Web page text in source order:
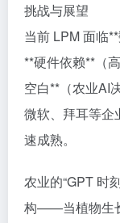
挑战与展望
当前 LPM 面临
**硬件依赖**（
空白**（农业AI
微软、拜耳等企
速成熟。
农业的“GPT 时
构——当植物生